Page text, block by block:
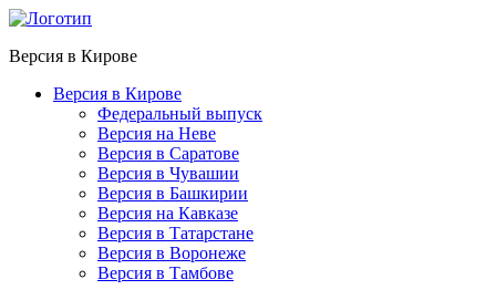
Версия в Кирове
Версия в Кирове
Федеральный выпуск
Версия на Неве
Версия в Саратове
Версия в Чувашии
Версия в Башкирии
Версия на Кавказе
Версия в Татарстане
Версия в Воронеже
Версия в Тамбове